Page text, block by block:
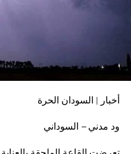
أخبار | السودان الحرة
ود مدني – السوداني